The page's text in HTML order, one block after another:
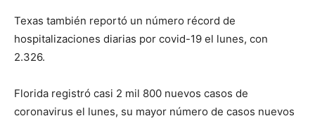
Texas también reportó un número récord de
hospitalizaciones diarias por covid-19 el lunes, con
2.326.
Florida registró casi 2 mil 800 nuevos casos de
coronavirus el lunes, su mayor número de casos nuevos